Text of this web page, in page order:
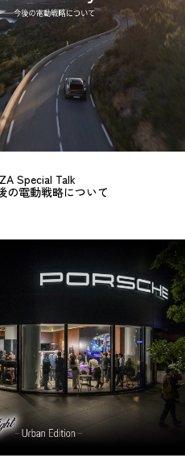
Special Talk
電動戦略について